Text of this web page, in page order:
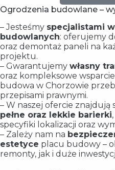
Ogrodzenia budowlane –
– Jesteśmy specjalistami
budowlanych: oferujemy
oraz demontaż paneli na
projektu.
– Gwarantujemy własny
oraz kompleksowe
budowa w Chorzowie
przepisami prawnymi.
– W naszej ofercie znajdują
pełne oraz lekkie barierki
specyfiki lokalizacji oraz
– Zależy nam na
estetyce placu budowy –
remonty, jak i duże